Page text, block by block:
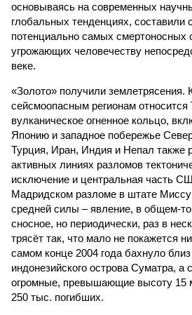
основываясь на современных
глобальных тенденциях, составили
потенциально самых смертоносных
угрожающих человечеству
веке.
«Золото» получили землетрясения.
сейсмоопасным регионам относится
вулканическое огненное кольцо,
Японию и западное побережье
Турция, Иран, Индия и Непал также
активных линиях разломов
исключение и центральная часть
Мадридском разломе в штате
средней силы – явление, в общем-
сносное, но периодически, раз в
трясёт так, что мало не покажется
самом конце 2004 года бахнуло
индонезийского острова Суматра,
огромные, превышающие высоту 15
250 тыс. погибших.